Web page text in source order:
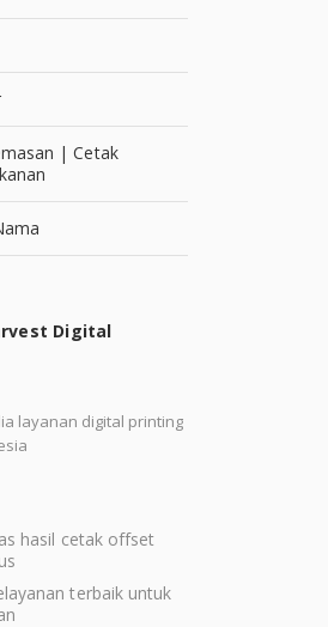
| Cetak
Digital
layanan digital printing
hasil cetak offset
terbaik untuk